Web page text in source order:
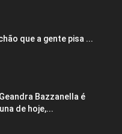
que a gente pisa ...
Bazzanella é
de hoje,...